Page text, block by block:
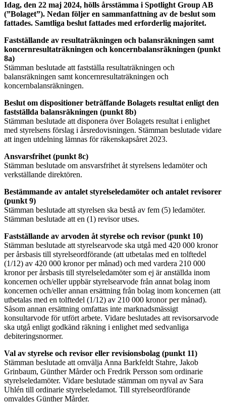
Idag, den 22 maj 2024, hölls årsstämma i Spotlight Group AB
(”Bolaget”). Nedan följer en sammanfattning av de beslut som
fattades. Samtliga beslut fattades med erforderlig majoritet.
Fastställande av resultaträkningen och balansräkningen samt
koncernresultaträkningen och koncernbalansräkningen (punkt
8a)
Stämman beslutade att fastställa resultaträkningen och
balansräkningen samt koncernresultaträkningen och
koncernbalansräkningen.
Beslut om dispositioner beträffande Bolagets resultat enligt den
fastställda balansräkningen (punkt 8b)
Stämman beslutade att disponera över Bolagets resultat i enlighet
med styrelsens förslag i årsredovisningen. Stämman beslutade vidare
att ingen utdelning lämnas för räkenskapsåret 2023.
Ansvarsfrihet (punkt 8c)
Stämman beslutade om ansvarsfrihet åt styrelsens ledamöter och
verkställande direktören.
Bestämmande av antalet styrelseledamöter och antalet revisorer
(punkt 9)
Stämman beslutade att styrelsen ska bestå av fem (5) ledamöter.
Stämman beslutade att en (1) revisor utses.
Fastställande av arvoden åt styrelse och revisor (punkt 10)
Stämman beslutade att styrelsearvode ska utgå med 420 000 kronor
per årsbasis till styrelseordförande (att utbetalas med en tolftedel
(1/12) av 420 000 kronor per månad) och med vardera 210 000
kronor per årsbasis till styrelseledamöter som ej är anställda inom
koncernen och/eller uppbär styrelsearvode från annat bolag inom
koncernen och/eller annan ersättning från bolag inom koncernen (att
utbetalas med en tolftedel (1/12) av 210 000 kronor per månad).
Såsom annan ersättning omfattas inte marknadsmässigt
konsultarvode för utfört arbete. Vidare beslutades att revisorsarvode
ska utgå enligt godkänd räkning i enlighet med sedvanliga
debiteringsnormer.
Val av styrelse och revisor eller revisionsbolag (punkt 11)
Stämman beslutade att omvälja Anna Barkfeldt Stahre, Jakob
Grinbaum, Günther Mårder och Fredrik Persson som ordinarie
styrelseledamöter. Vidare beslutade stämman om nyval av Sara
Uhlén till ordinarie styrelseledamot. Till styrelseordförande
omvaldes Günther Mårder.